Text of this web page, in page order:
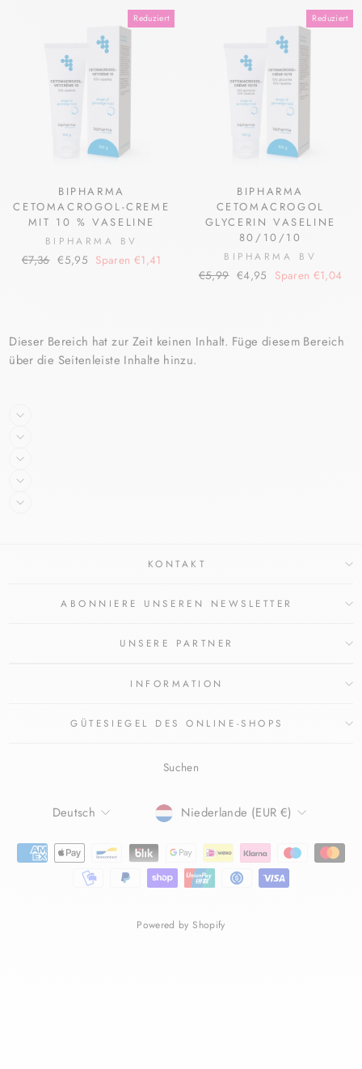
Reduziert
BIPHARMA
CETOMACROGOL-CREME
MIT 10 % VASELINE
BIPHARMA BV
Normaler
€7,36 Sonderpreis
€5,95 Sparen €1,41
Reduziert
BIPHARMA
CETOMACROGOL
GLYCERIN VASELINE
80/10/10
BIPHARMA BV
Normaler
€5,99 Sonderpreis
€4,95 Sparen €1,04
Dieser Bereich hat zur Zeit keinen Inhalt. Füge diesem Bereich
über die Seitenleiste Inhalte hinzu.
KONTAKT
ABONNIERE UNSEREN NEWSLETTER
UNSERE PARTNER
INFORMATION
GÜTESIEGEL DES ONLINE-SHOPS
Suchen
SPRACHE
Deutsch WÄHRUNG
Niederlande (EUR €)
Powered by Shopify